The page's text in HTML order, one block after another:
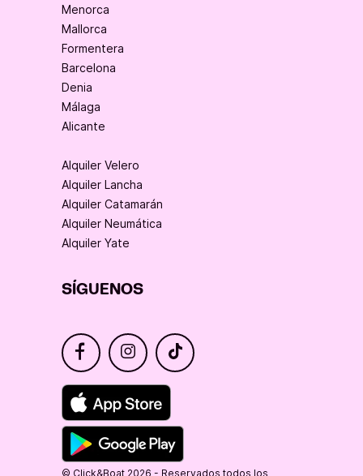
Menorca
Mallorca
Formentera
Barcelona
Denia
Málaga
Alicante
Alquiler Velero
Alquiler Lancha
Alquiler Catamarán
Alquiler Neumática
Alquiler Yate
SÍGUENOS
© Click&Boat 2026 - Reservados todos los